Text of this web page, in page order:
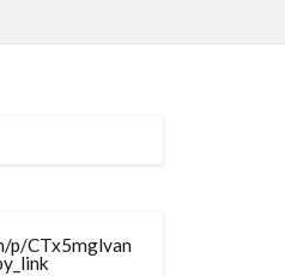
p/CTx5mglvan